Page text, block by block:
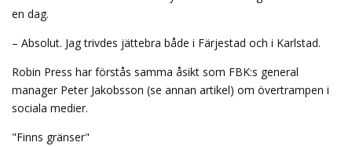
en dag.
– Absolut. Jag trivdes jättebra både i Färjestad och i Karlstad.
Robin Press har förstås samma åsikt som FBK:s general
manager Peter Jakobsson (se annan artikel) om övertrampen i
sociala medier.
"Finns gränser"